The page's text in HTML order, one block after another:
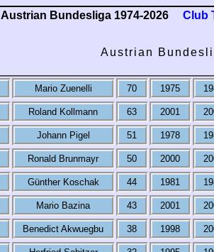
Austrian Bundesliga 1974-2026 Club
Austrian
Mario Zuenelli 70 1975
Roland Kollmann 63 2001
Johann Pigel 51 1978
Ronald Brunmayr 50 2000
Günther Koschak 44 1981
Mario Bazina 43 2001
Benedict Akwuegbu 38 1998